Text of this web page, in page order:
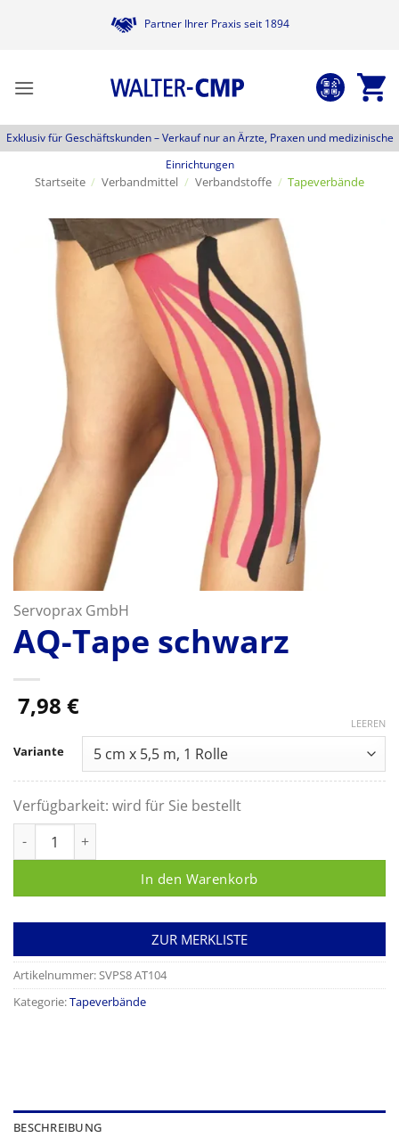
Partner Ihrer Praxis seit 1894
Exklusiv für Geschäftskunden –Verkauf nur an Ärzte, Praxen und medizinische
Einrichtungen
Startseite / Verbandmittel / Verbandstoffe / Tapeverbände
Servoprax GmbH
AQ-Tape schwarz
7,98 €
Variante
LEEREN
Verfügbarkeit: wird für Sie bestellt
In den Warenkorb
ZUR MERKLISTE
Artikelnummer:SVPS8 AT104
Kategorie:Tapeverbände
BESCHREIBUNG